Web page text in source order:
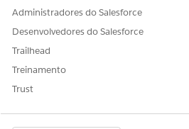
Administradores do Salesforce
Desenvolvedores do Salesforce
Trailhead
Treinamento
Trust